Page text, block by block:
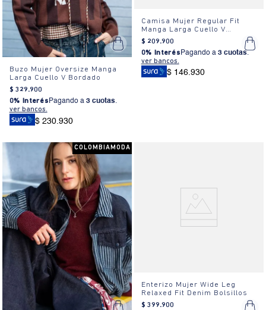
Buzo Mujer Oversize Manga
Larga Cuello V Bordado
$ 329.900
0% Interés Pagando a 3 cuotas.
ver bancos.
$ 230.930
Camisa Mujer Regular Fit
Manga Larga Cuello V
Algodón
$ 209.900
0% Interés Pagando a 3 cuotas.
ver bancos.
$ 146.930
COLOMBIAMODA
Enterizo Mujer Wide Leg
Relaxed Fit Denim Bolsillos
$ 399.900